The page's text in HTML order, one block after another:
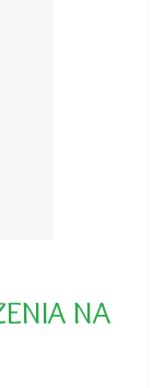
NA